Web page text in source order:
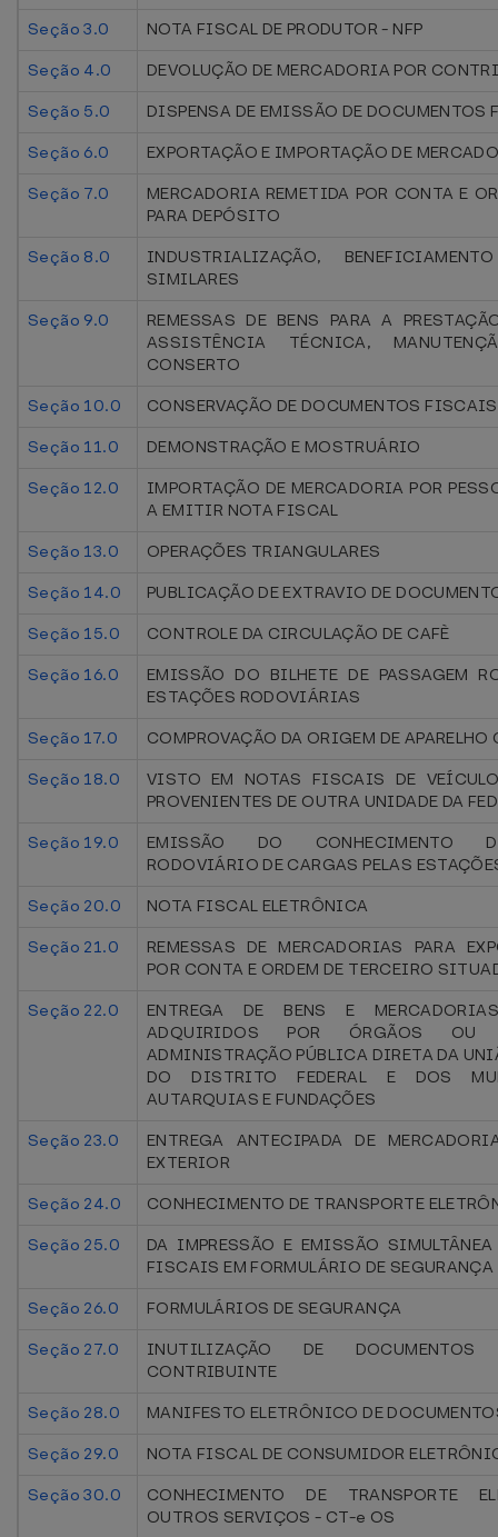
Seção 3.0
NOTA FISCAL DE PRODUTOR - NFP
Seção 4.0
DEVOLUÇÃO DE MERCADORIA POR
Seção 5.0
DISPENSA DE EMISSÃO DE
Seção 6.0
EXPORTAÇÃO E IMPORTAÇÃO DE
Seção 7.0
MERCADORIA REMETIDA POR CONTA E
PARA DEPÓSITO
Seção 8.0
INDUSTRIALIZAÇÃO,
SIMILARES
Seção 9.0
REMESSAS DE BENS PARA A
ASSISTÊNCIA TÉCNICA,
CONSERTO
Seção 10.0
CONSERVAÇÃO DE DOCUMENTOS
Seção 11.0
DEMONSTRAÇÃO E MOSTRUÁRIO
Seção 12.0
IMPORTAÇÃO DE MERCADORIA POR
A EMITIR NOTA FISCAL
Seção 13.0
OPERAÇÕES TRIANGULARES
Seção 14.0
PUBLICAÇÃO DE EXTRAVIO DE
Seção 15.0
CONTROLE DA CIRCULAÇÃO DE CAFÈ
Seção 16.0
EMISSÃO DO BILHETE DE PASSAGEM
ESTAÇÕES RODOVIÁRIAS
Seção 17.0
COMPROVAÇÃO DA ORIGEM DE APARELHO
Seção 18.0
VISTO EM NOTAS FISCAIS DE
PROVENIENTES DE OUTRA UNIDADE DA
Seção 19.0
EMISSÃO DO CONHECIMENTO
RODOVIÁRIO DE CARGAS PELAS
Seção 20.0
NOTA FISCAL ELETRÔNICA
Seção 21.0
REMESSAS DE MERCADORIAS PARA
POR CONTA E ORDEM DE TERCEIRO
Seção 22.0
ENTREGA DE BENS E
ADQUIRIDOS POR ÓRGÃOS OU
ADMINISTRAÇÃO PÚBLICA DIRETA DA
DO DISTRITO FEDERAL E DOS
AUTARQUIAS E FUNDAÇÕES
Seção 23.0
ENTREGA ANTECIPADA DE
EXTERIOR
Seção 24.0
CONHECIMENTO DE TRANSPORTE
Seção 25.0
DA IMPRESSÃO E EMISSÃO
FISCAIS EM FORMULÁRIO DE SEGURANÇA
Seção 26.0
FORMULÁRIOS DE SEGURANÇA
Seção 27.0
INUTILIZAÇÃO DE
CONTRIBUINTE
Seção 28.0
MANIFESTO ELETRÔNICO DE
Seção 29.0
NOTA FISCAL DE CONSUMIDOR
Seção 30.0
CONHECIMENTO DE TRANSPORTE
OUTROS SERVIÇOS - CT-e OS